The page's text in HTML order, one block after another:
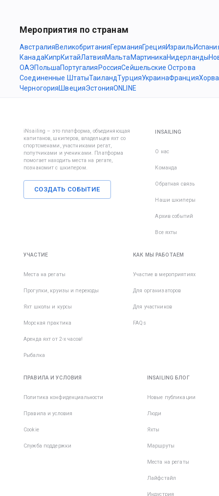
Мероприятия по странам
АвстралияВеликобританияГерманияГрецияИзраиль
КанадаКипрКитайЛатвияМальта МартиникаНидерланды
ОАЭПольшаПортугалия РоссияСейшельские Острова
Соединенные ШтатыТаиландТурцияУкраинаФранция
ЧерногорияШвецияЭстонияONLINE
iNsailing – это платформа, объединяющая
капитанов, шкиперов, владельцев яхт со
спортсменами, участниками регат,
попутчиками и учениками. Платформа
помогает находить места на регате,
познакомит с шкипером.
СОЗДАТЬ СОБЫТИЕ
INSAILING
О нас
Команда
Обратная связь
Наши шкиперы
Архив событий
Все яхты
УЧАСТИЕ
Места на регаты
Прогулки, круизы и переходы
Яхт школы и курсы
Морская практика
Аренда яхт от 2-х часов!
Рыбалка
КАК МЫ РАБОТАЕМ
Участие в мероприятиях
Для организаторов
Для участников
FAQs
ПРАВИЛА И УСЛОВИЯ
Политика конфиденциальности
Правила и условия
Cookie
Служба поддержки
INSAILING БЛОГ
Новые публикации
Люди
Яхты
Маршруты
Места на регаты
Лайфстайл
Индустрия